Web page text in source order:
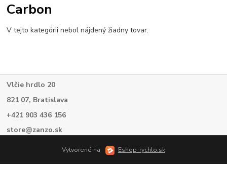
Carbon
V tejto kategórii nebol nájdený žiadny tovar.
Vlčie hrdlo 20
821 07, Bratislava
+421 903 436 156
store@zanzo.sk
Vytvorené na Eshop-rychlo.sk